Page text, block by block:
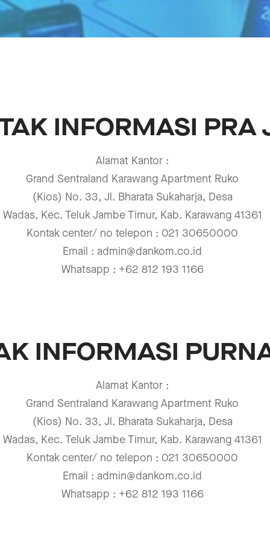
INFORMASI PRA
Alamat Kantor :
Grand Sentraland Karawang Apartment Ruko
(Kios) No. 33, Jl. Bharata Sukaharja, Desa
Wadas, Kec. Teluk Jambe Timur, Kab. Karawang 41361
Kontak center/ no telepon : 021 30650000
Email : admin@dankom.co.id
Whatsapp : +62 812 193 1166
INFORMASI
Alamat Kantor :
Grand Sentraland Karawang Apartment Ruko
(Kios) No. 33, Jl. Bharata Sukaharja, Desa
Wadas, Kec. Teluk Jambe Timur, Kab. Karawang 41361
Kontak center/ no telepon : 021 30650000
Email : admin@dankom.co.id
Whatsapp : +62 812 193 1166